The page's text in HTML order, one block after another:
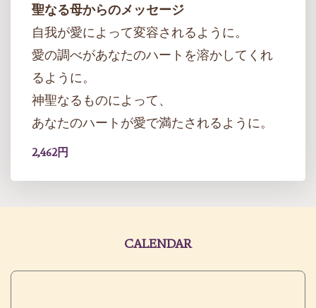
聖なる母からのメッセージ
自我が愛によって変容されるように。
愛の調べがあなたのハートを溶かしてくれ
るように。
神聖なるものによって、
あなたのハートが愛で満たされるように。
2,462円
CALENDAR